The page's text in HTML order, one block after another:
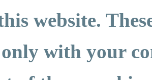
website.
with your